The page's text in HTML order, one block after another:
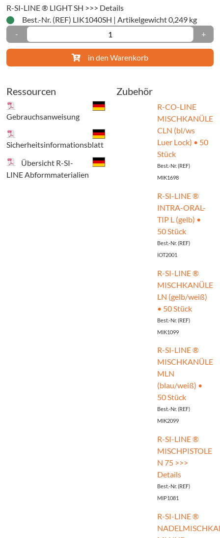
• A-Silikon, VPS
• sehr hydrophil
• super hydro (SH)
• hervorragende Zeichenschärfe
• thixotrop
Anwendungsvideo auf youtube:
https://www.youtube.com/watch?v=dsqz8rj5Abk
R-SI-LINE ® LIGHT SH >>> Details
Best.-Nr. (REF) LIK1040SH | Artikelgewicht 0,249 kg
-
+
in den Warenkorb
Ressourcen
Gebrauchsanweisung
Sicherheitsinformationsblatt
Übersicht R-SI-
LINE Abformmaterialien
Zubehör
R-CO-LINE
MISCHKANÜLE
CLN (bl/ws
Luer Lock) • 50
Stück
Best.-Nr. (REF)
MIK1698
R-SI-LINE ®
INTRA-ORAL-
TIP L (gelb) •
50 Stück
Best.-Nr. (REF)
IOT2001
R-SI-LINE ®
MISCHKANÜLE
LN (gelb/weiß)
• 50 Stück
Best.-Nr. (REF)
MIK1099
R-SI-LINE ®
MISCHKANÜLE
MLN
(blau/weiß) •
50 Stück
Best.-Nr. (REF)
MIK2099
R-SI-LINE ®
MISCHPISTOLE
N 75 >>>
Details
Best.-Nr. (REF)
MIP1081
R-SI-LINE ®